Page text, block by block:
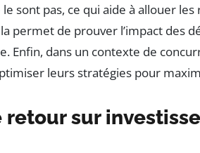
sont pas, ce qui aide à allouer
permet de prouver l’impact des
Enfin, dans un contexte de
leurs stratégies pour
sur